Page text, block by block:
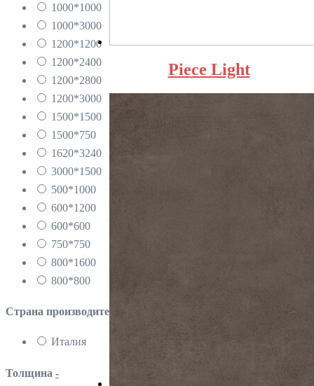
1000*1000
1000*3000
1200*1200
1200*2400
1200*2800
1200*3000
1500*1500
1500*750
1620*3240
3000*1500
500*1000
600*1200
600*600
750*750
800*1600
800*800
Страна производителя
Италия
Толщина -
Piece Light